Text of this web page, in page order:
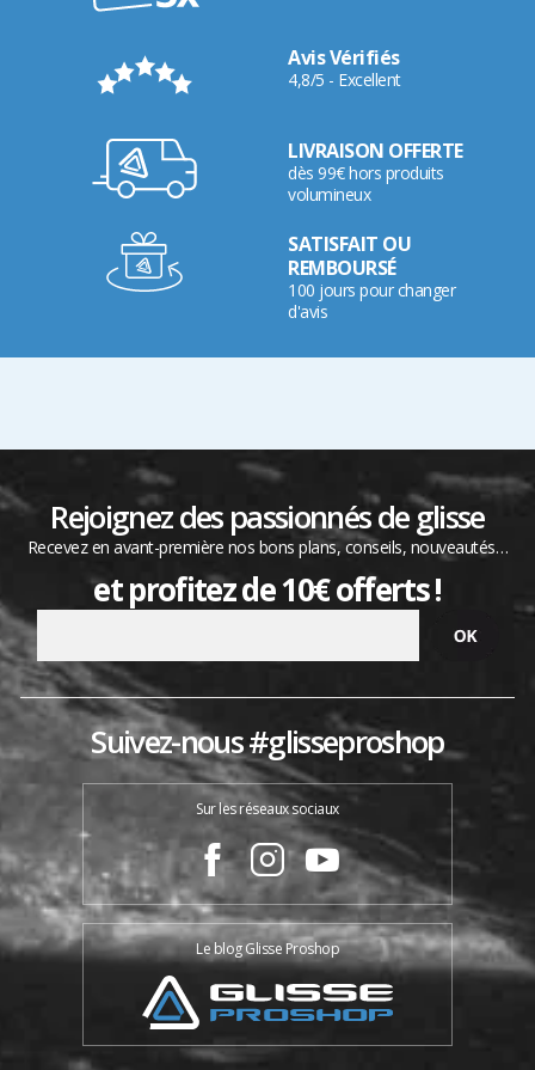
Avis Vérifiés
4,8/5 - Excellent
LIVRAISON OFFERTE
dès 99€ hors produits
volumineux
SATISFAIT OU
REMBOURSÉ
100 jours pour changer
d'avis
Rejoignez des passionnés de glisse
Recevez en avant-première nos bons plans, conseils, nouveautés…
et profitez de 10€ offerts !
Suivez-nous #glisseproshop
Sur les réseaux sociaux
Le blog Glisse Proshop